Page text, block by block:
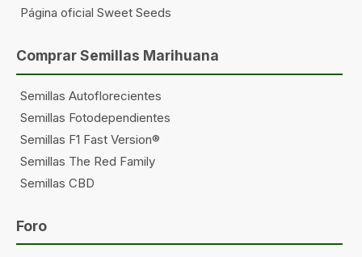
Página oficial Sweet Seeds
Comprar Semillas Marihuana
Semillas Autoflorecientes
Semillas Fotodependientes
Semillas F1 Fast Version®
Semillas The Red Family
Semillas CBD
Foro